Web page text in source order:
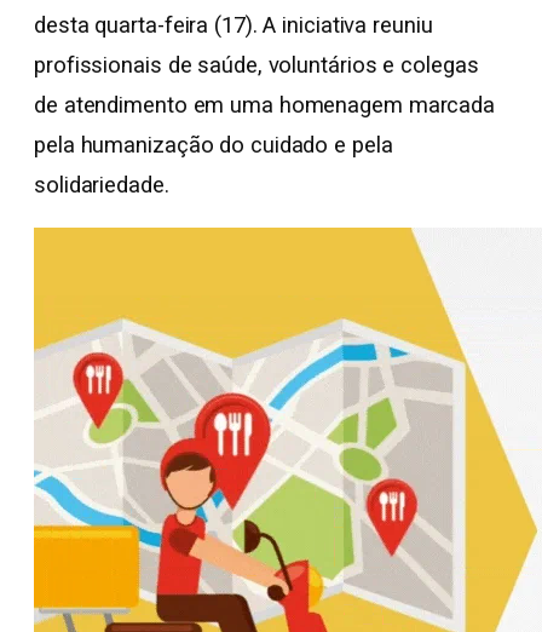
desta quarta-feira (17). A iniciativa reuniu
profissionais de saúde, voluntários e colegas
de atendimento em uma homenagem marcada
pela humanização do cuidado e pela
solidariedade.